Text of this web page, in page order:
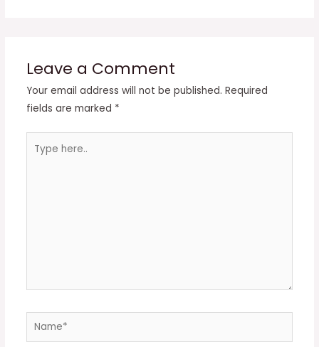
Leave a Comment
Your email address will not be published. Required
fields are marked *
here..
Name*